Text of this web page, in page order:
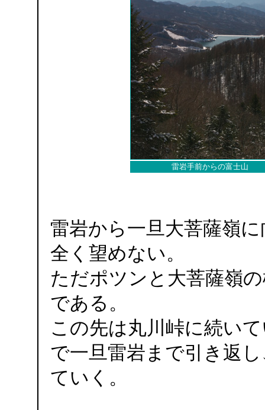
雷岩手前からの富士山
雷岩から一旦大菩薩嶺
全く望めない。
ただポツンと大菩薩嶺
である。
この先は丸川峠に続い
で一旦雷岩まで引き返
ていく。